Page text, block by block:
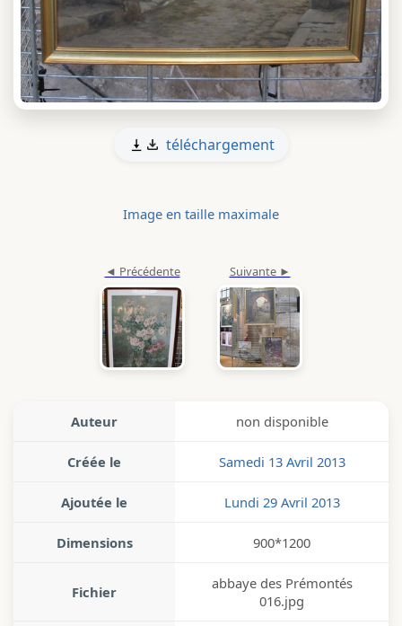
téléchargement
Image en taille maximale
Auteur non disponible
Créée le Samedi 13 Avril 2013
Ajoutée le Lundi 29 Avril 2013
Dimensions 900*1200
Fichier
abbaye des Prémontés
016.jpg